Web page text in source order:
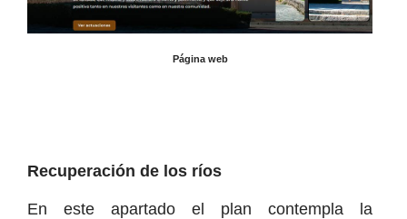
Página web
Recuperación de los ríos
En este apartado el plan contempla la